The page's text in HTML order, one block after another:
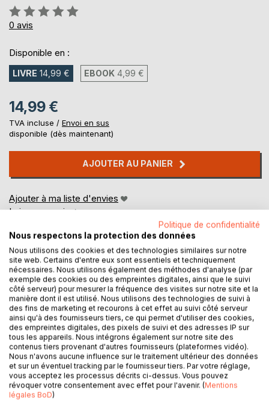
Évaluation:
0%
0 avis
Disponible en :
LIVRE 14,99 € EBOOK 4,99 €
14,99 €
TVA incluse / Envoi en sus
disponible (dès maintenant)
AJOUTER AU PANIER
Ajouter à ma liste d'envies
Laisser un avis
DESCRIPTION
Une étudiante Américaine, abusée au cours d'une fête de
fin d'études se venge vingt ans après. La descente aux
enfer d'un brillant créateur de start-up. Un complot pour
mener à bien la vengeance. Une enquête policière qui sort
des normes, des policiers au comportement inapproprié .
Une fin qui ne laisse pas sur sa faim
Politique de confidentialité
Nous respectons la protection des données
Nous utilisons des cookies et des technologies similaires sur notre
site web. Certains d'entre eux sont essentiels et techniquement
nécessaires. Nous utilisons également des méthodes d'analyse (par
exemple des cookies ou des empreintes digitales, ainsi que le suivi
côté serveur) pour mesurer la fréquence des visites sur notre site et la
manière dont il est utilisé. Nous utilisons des technologies de suivi à
des fins de marketing et recourons à cet effet au suivi côté serveur
ainsi qu'à des fournisseurs tiers, ce qui permet d'utiliser des cookies,
des empreintes digitales, des pixels de suivi et des adresses IP sur
tous les appareils. Nous intégrons également sur notre site des
contenus tiers provenant d'autres fournisseurs (plateformes vidéo).
Nous n'avons aucune influence sur le traitement ultérieur des données
et sur un éventuel tracking par le fournisseur tiers. Par votre réglage,
vous acceptez les processus décrits ci-dessus. Vous pouvez
révoquer votre consentement avec effet pour l'avenir. (Mentions
légales BoD)